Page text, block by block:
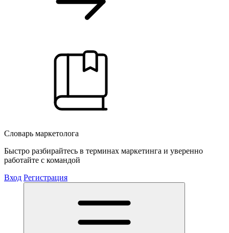
Словарь маркетолога
Быстро разбирайтесь в терминах маркетинга и уверенно
работайте с командой
Вход Регистрация